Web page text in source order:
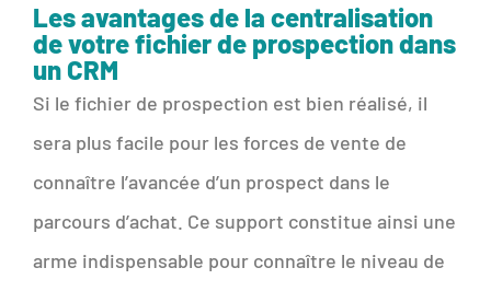
Les avantages de la centralisation
de votre fichier de prospection dans
un CRM
Si le fichier de prospection est bien réalisé, il
sera plus facile pour les forces de vente de
connaître l’avancée d’un prospect dans le
parcours d’achat. Ce support constitue ainsi une
arme indispensable pour connaître le niveau de